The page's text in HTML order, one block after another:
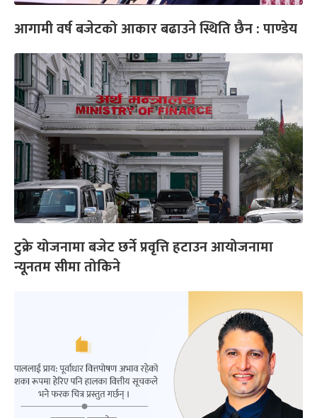
आगामी वर्ष बजेटको आकार बढाउने स्थिति छैन : पाण्डेय
टुक्रे योजनामा बजेट छर्ने प्रवृत्ति हटाउन आयोजनामा
न्यूनतम सीमा तोकिने